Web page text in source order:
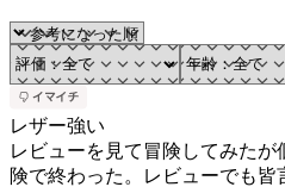
レザー強い
レビューを見て冒険してみた
険で終わった。レビューでも